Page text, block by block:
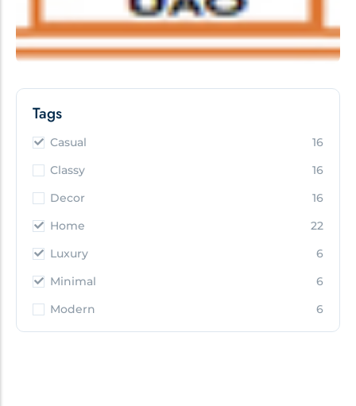
Tags
Casual
16
Classy
16
Decor
16
Home
22
Luxury
6
Minimal
6
Modern
6